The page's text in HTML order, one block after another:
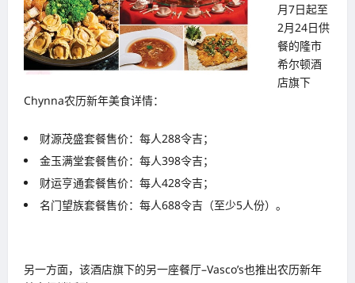
月7日起至
2月24日供
餐的隆市
希尔顿酒
店旗下
Chynna农历新年美食详情：
财源茂盛套餐售价：每人288令吉；
金玉满堂套餐售价：每人398令吉；
财运亨通套餐售价：每人428令吉；
名门望族套餐售价：每人688令吉（至少5人份）。
另一方面，该酒店旗下的另一座餐厅–Vasco’s也推出农历新年